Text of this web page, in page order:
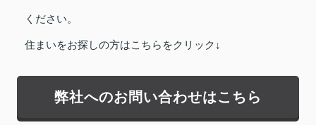
ください。
住まいをお探しの方はこちらをクリック↓
弊社へのお問い合わせはこちら